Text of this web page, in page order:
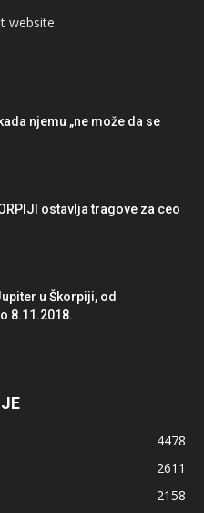
website.
njemu „ne može da se
ostavlja tragove za ceo
u Škorpiji, od
8.11.2018.
4478
2611
2158